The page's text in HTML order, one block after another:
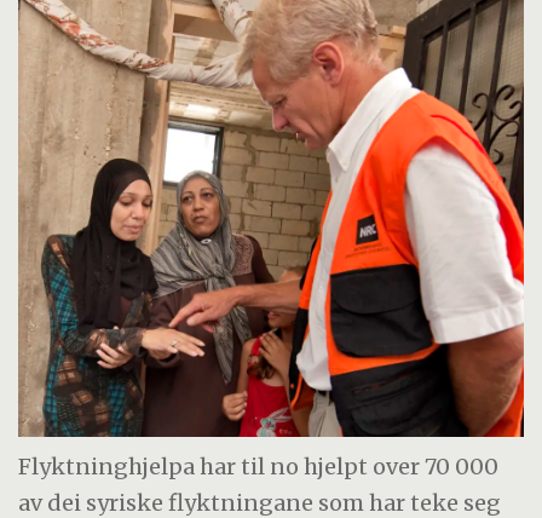
Flyktninghjelpa har til no hjelpt over 70 000
av dei syriske flyktningane som har teke seg